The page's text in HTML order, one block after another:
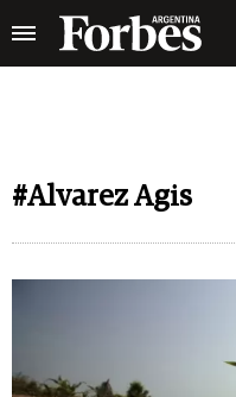
#Alvarez Agis